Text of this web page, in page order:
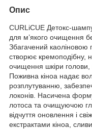
Опис
CURLiCUE Детокс-
для м’якого очищення
Збагачений
створює кремоподібну,
очищення шкіри
Поживна кіноа надає
розплутуванню,
локонів. Насичена
лотоса та очищуючою
відчуття оновлення і
екстрактами кіноа,